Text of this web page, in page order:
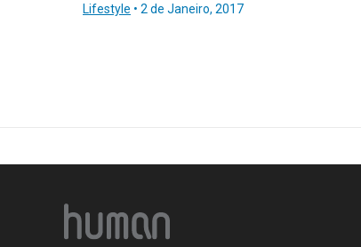
Lifestyle • 2 de Janeiro, 2017